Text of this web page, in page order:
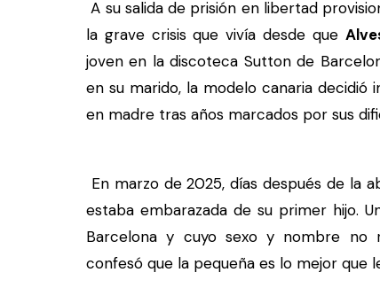
A su salida de prisión en libertad
la grave crisis que vivía desde que
joven en la discoteca Sutton de
en su marido, la modelo canaria
en madre tras años marcados por sus
En marzo de 2025, días después de la
estaba embarazada de su primer hijo.
Barcelona y cuyo sexo y nombre no
confesó que la pequeña es lo mejor que